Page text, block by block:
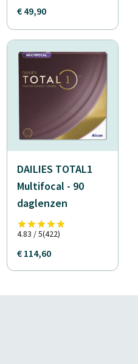
€ 49,90
DAILIES TOTAL1
Multifocal - 90
daglenzen
4.83 / 5(422)
€ 114,60